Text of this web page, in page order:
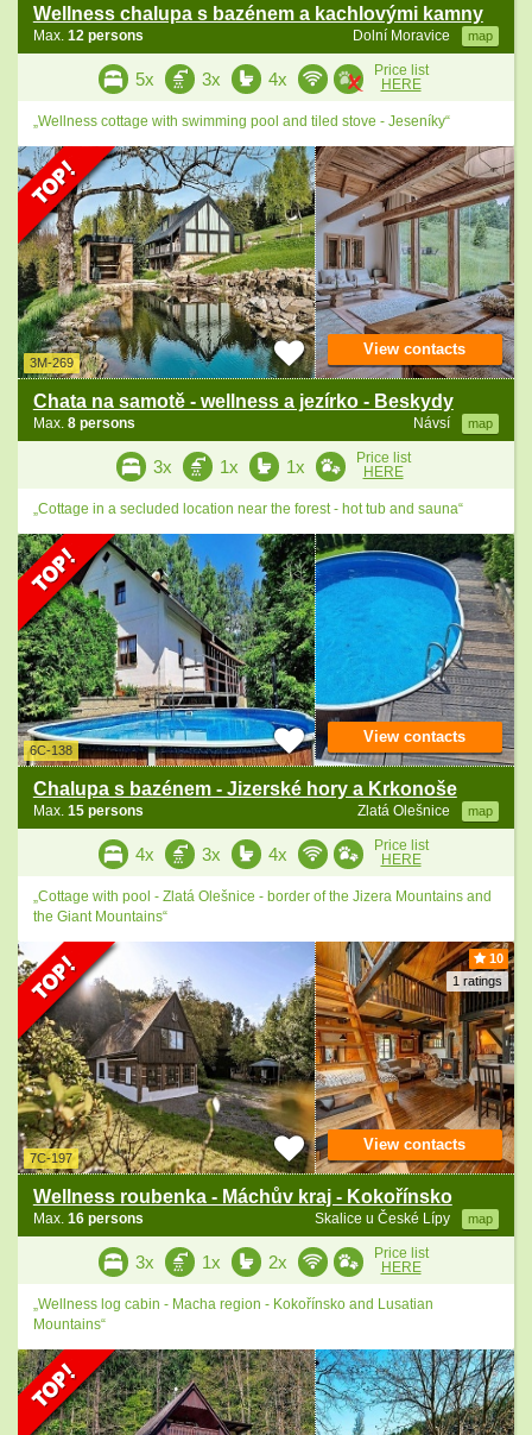
Wellness chalupa s bazénem a kachlovými kamny
Dolní Moravice map
Max. 12 persons
5x 3x 4x
Price list
HERE
„Wellness cottage with swimming pool and tiled stove - Jeseníky“
3M-269
Chata na samotě - wellness a jezírko - Beskydy
Návsí map
Max. 8 persons
View contacts
3x 1x 1x
Price list
HERE
„Cottage in a secluded location near the forest - hot tub and sauna“
6C-138
Chalupa s bazénem - Jizerské hory a Krkonoše
Zlatá Olešnice map
Max. 15 persons
View contacts
4x 3x 4x
Price list
HERE
„Cottage with pool - Zlatá Olešnice - border of the Jizera Mountains and
the Giant Mountains“
10
1 ratings
7C-197
Wellness roubenka - Máchův kraj - Kokořínsko
Skalice u České Lípy map
Max. 16 persons
View contacts
3x 1x 2x
Price list
HERE
„Wellness log cabin - Macha region - Kokořínsko and Lusatian
Mountains“